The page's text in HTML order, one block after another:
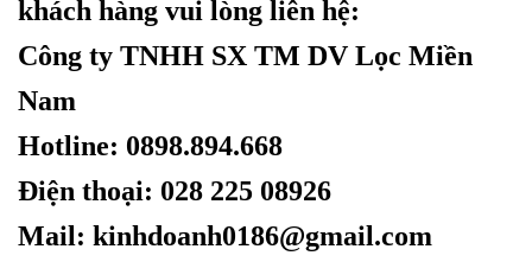
khách hàng vui lòng liên hệ:
Công ty TNHH SX TM DV Lọc Miền
Nam
Hotline: 0898.894.668
Điện thoại: 028 225 08926
Mail: kinhdoanh0186@gmail.com